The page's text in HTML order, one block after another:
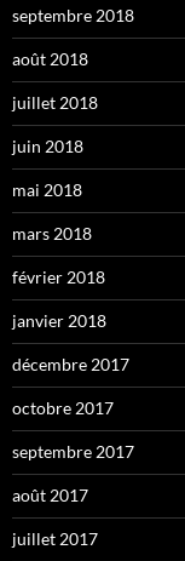
septembre 2018
août 2018
juillet 2018
juin 2018
mai 2018
mars 2018
février 2018
janvier 2018
décembre 2017
octobre 2017
septembre 2017
août 2017
juillet 2017